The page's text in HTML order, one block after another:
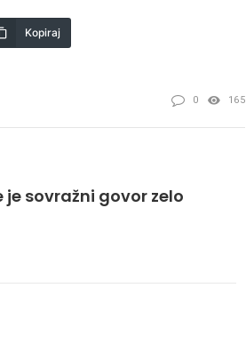
Kopiraj
0 165
je sovražni govor zelo